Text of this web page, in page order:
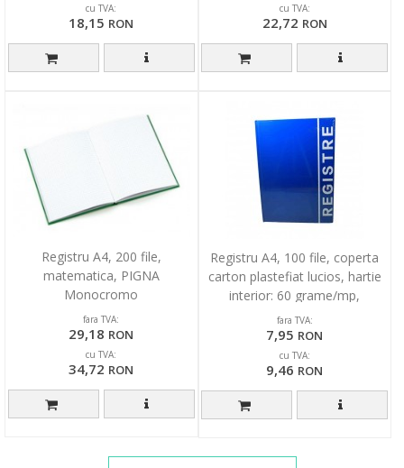
cu TVA:
18,15 RON
cu TVA:
22,72 RON
Registru A4, 200 file,
matematica, PIGNA
Monocromo
fara TVA:
29,18 RON
cu TVA:
34,72 RON
Registru A4, 100 file, coperta
carton plastefiat lucios, hartie
interior: 60 grame/mp,
matematica
fara TVA:
7,95 RON
cu TVA:
9,46 RON